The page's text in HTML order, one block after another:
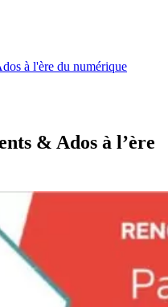
à l'ère du numérique
& Ados à l’ère